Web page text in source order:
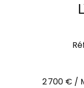
2 700 € /